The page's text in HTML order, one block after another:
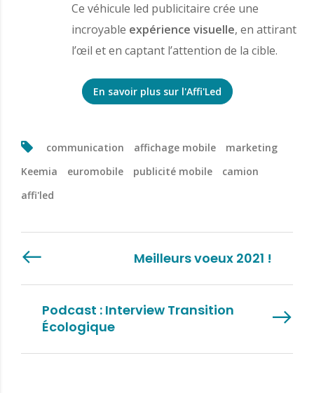
Ce véhicule led publicitaire crée une
incroyable expérience visuelle, en attirant
l’œil et en captant l’attention de la cible.
En savoir plus sur l'Affi'Led
communication affichage mobile
marketing
Keemia
euromobile publicité mobile
camion
affi'led
Meilleurs voeux 2021 !
Podcast : Interview Transition
Écologique